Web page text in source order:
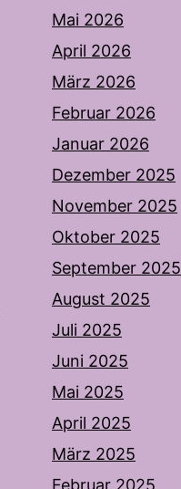
Mai 2026
April 2026
März 2026
Februar 2026
Januar 2026
Dezember 2025
November 2025
Oktober 2025
September 2025
August 2025
Juli 2025
Juni 2025
Mai 2025
April 2025
März 2025